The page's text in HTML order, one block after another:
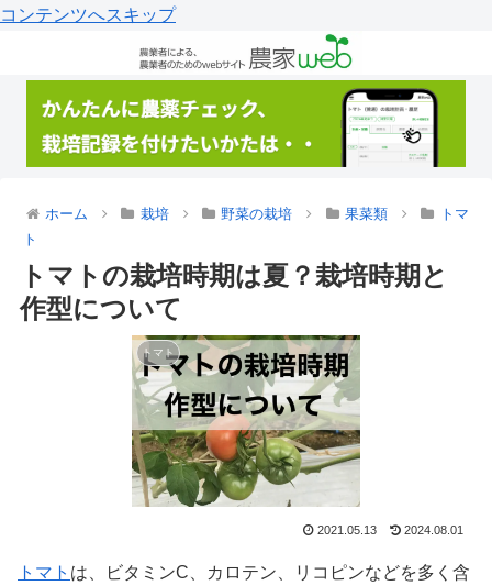
コンテンツへスキップ
ホーム 栽培 野菜の栽培 果菜類
トマ
ト
トマトの栽培時期は夏？栽培時期と
作型について
トマト
2021.05.13 2024.08.01
トマト は、ビタミンC、カロテン、リコピンなどを多く含